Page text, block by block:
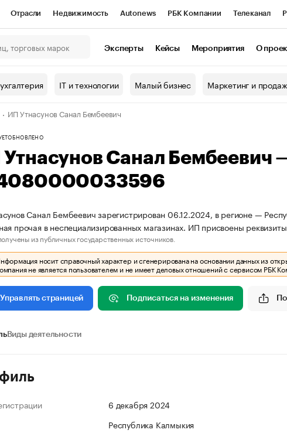
Отрасли Недвижимость Autonews РБК Компании Телеканал
Проверка контрагентов
Эксперты Кейсы Мероприятия О
IT и технологии Малый бизнес Маркетинг и
ИП Утнасунов Санал Бембеевич
ОБНОВЛЕНО
Утнасунов Санал
Санал Бембеевич зарегистрирован 06.12.2024, в регионе —
прочая в неспециализированных магазинах. ИП присвоены
из публичных государственных источников.
носит справочный характер и сгенерирована на основании данных из
не является пользователем и не имеет деловых отношений с сервисом РБК
Управлять страницей Подписаться на изменения
Виды деятельности
6 декабря 2024
Республика Калмыкия